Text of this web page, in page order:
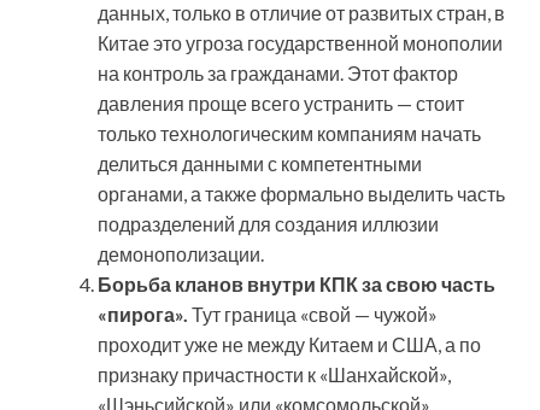
данных, только в отличие от развитых стран, в
Китае это угроза государственной монополии
на контроль за гражданами. Этот фактор
давления проще всего устранить — стоит
только технологическим компаниям начать
делиться данными с компетентными
органами, а также формально выделить часть
подразделений для создания иллюзии
демонополизации.
Борьба кланов внутри КПК за свою часть
«пирога». Тут граница «свой — чужой»
проходит уже не между Китаем и США, а по
признаку причастности к «Шанхайской»,
«Шэньсийской» или «комсомольской»